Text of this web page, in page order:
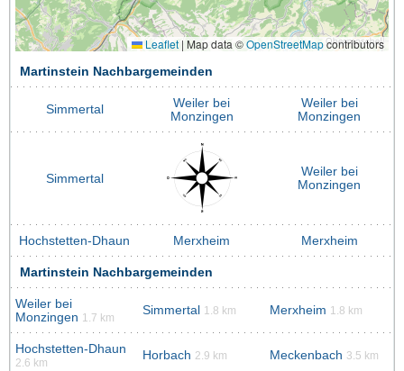
Leaflet | Map data ©OpenStreetMapcontributors
Martinstein Nachbargemeinden
Simmertal
Weiler bei
Monzingen
Weiler bei
Monzingen
Simmertal
Weiler bei
Monzingen
Hochstetten-Dhaun Merxheim Merxheim
Martinstein Nachbargemeinden
Weiler bei
Monzingen 1.7 km
Simmertal 1.8 km Merxheim 1.8 km
Hochstetten-Dhaun
2.6 km
Horbach 2.9 km Meckenbach 3.5 km